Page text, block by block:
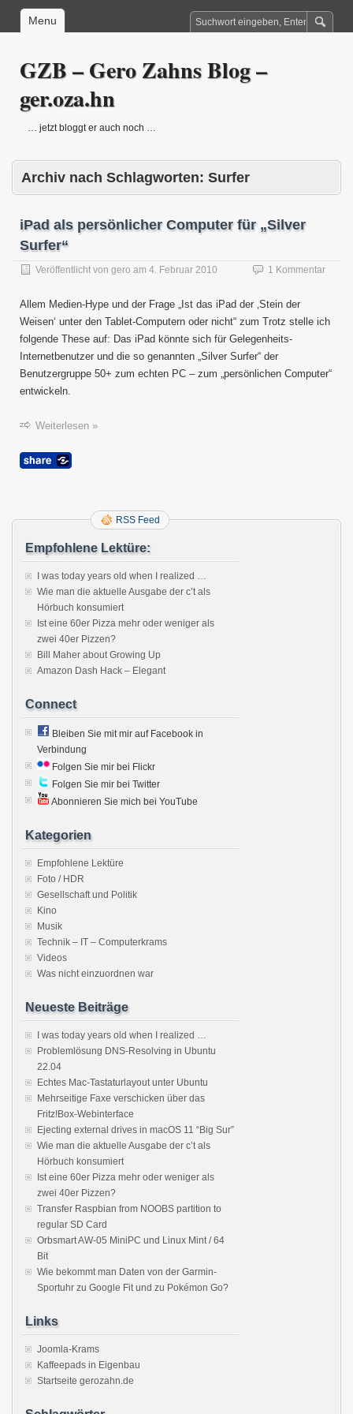
Menu
GZB – Gero Zahns Blog –
ger.oza.hn
… jetzt bloggt er auch noch …
Archiv nach Schlagworten: Surfer
iPad als persönlicher Computer für „Silver
Surfer“
Veröffentlicht von gero am 4. Februar 2010 1 Kommentar
Allem Medien-Hype und der Frage „Ist das iPad der ‚Stein der
Weisen‘ unter den Tablet-Computern oder nicht“ zum Trotz stelle ich
folgende These auf: Das iPad könnte sich für Gelegenheits-
Internetbenutzer und die so genannten „Silver Surfer“ der
Benutzergruppe 50+ zum echten PC – zum „persönlichen Computer“
entwickeln.
Weiterlesen »
RSS Feed
Empfohlene Lektüre:
I was today years old when I realized …
Wie man die aktuelle Ausgabe der c’t als
Hörbuch konsumiert
Ist eine 60er Pizza mehr oder weniger als
zwei 40er Pizzen?
Bill Maher about Growing Up
Amazon Dash Hack – Elegant
Connect
Bleiben Sie mit mir auf Facebook in
Verbindung
Folgen Sie mir bei Flickr
Folgen Sie mir bei Twitter
Abonnieren Sie mich bei YouTube
Kategorien
Empfohlene Lektüre
Foto / HDR
Gesellschaft und Politik
Kino
Musik
Technik – IT – Computerkrams
Videos
Was nicht einzuordnen war
Neueste Beiträge
I was today years old when I realized …
Problemlösung DNS-Resolving in Ubuntu
22.04
Echtes Mac-Tastaturlayout unter Ubuntu
Mehrseitige Faxe verschicken über das
Fritz!Box-Webinterface
Ejecting external drives in macOS 11 “Big Sur”
Wie man die aktuelle Ausgabe der c’t als
Hörbuch konsumiert
Ist eine 60er Pizza mehr oder weniger als
zwei 40er Pizzen?
Transfer Raspbian from NOOBS partition to
regular SD Card
Orbsmart AW-05 MiniPC und Linux Mint / 64
Bit
Wie bekommt man Daten von der Garmin-
Sportuhr zu Google Fit und zu Pokémon Go?
Links
Joomla-Krams
Kaffeepads in Eigenbau
Startseite gerozahn.de